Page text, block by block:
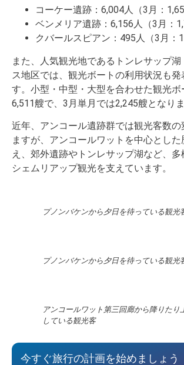
コーケー遺跡：6,004人（3月：
ベンメリア遺跡：6,156人（3月：
クバールスピアン：495人（3月：
また、人気観光地であるトンレサップ
ス地区では、観光ボートの利用状況も発
す。小型・中型・大型を合わせた観光ボ
6,511艘で、3月単月では2,245艘となりま
近年、アンコール遺跡群では観光客数の
ますが、アンコールワットを中心とし
え、郊外遺跡やトンレサップ湖など、
シェムリアップ観光を支えています。
プノンバケンから夕日を待っている観光
プノンバケンから夕日を待っている観光
アンコールワット第三回廊から降りたり
している観光客
今すぐ旅行の計画を始めましょう